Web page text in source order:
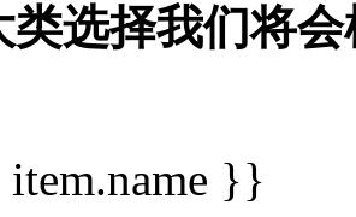
类选择我们将
}}